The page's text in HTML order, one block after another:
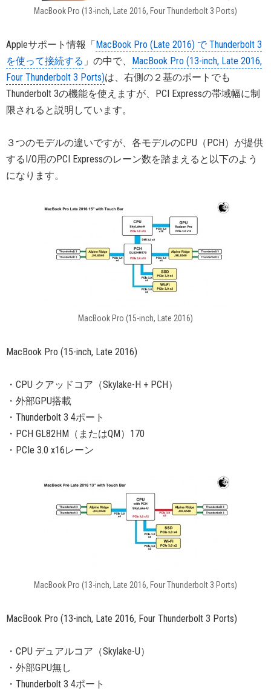
MacBook Pro (13-inch, Late 2016, Four Thunderbolt 3 Ports)
Appleサポート情報「MacBook Pro (Late 2016) で Thunderbolt 3
を使って接続する 」の中で、 MacBook Pro (13-inch, Late 2016,
Four Thunderbolt 3 Ports)は、右側の２基のポートでも
Thunderbolt 3の機能を使えますが、PCI Expressの帯域幅に制
限されると説明しています。
３つのモデルの違いですが、各モデルのCPU（PCH）が提供
するI/O用のPCI Expressのレーン数を踏まえると以下のよう
になります。
MacBook Pro (15-inch, Late 2016)
MacBook Pro (15-inch, Late 2016)
・CPU クアッドコア（Skylake-H + PCH）
・外部GPU搭載
・Thunderbolt 3 4ポート
・PCH GL82HM（またはQM）170
・PCIe 3.0 x16レーン
MacBook Pro (13-inch, Late 2016, Four Thunderbolt 3 Ports)
MacBook Pro (13-inch, Late 2016, Four Thunderbolt 3 Ports)
・CPU デュアルコア（Skylake-U）
・外部GPU無し
・Thunderbolt 3 4ポート